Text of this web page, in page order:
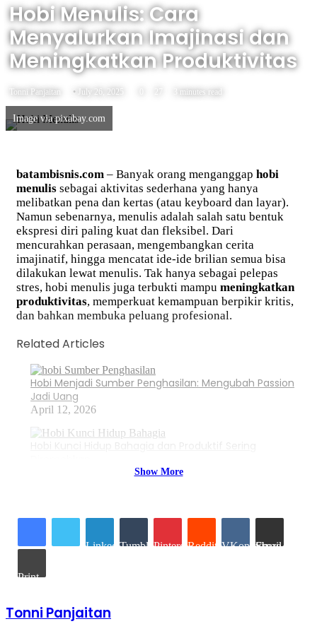
Hobi Menulis: Cara
Menyalurkan Imajinasi dan
Meningkatkan Produktivitas
Tonni Panjaitan July 26, 2025 3 minutes read
Image via pixabay.com
batambisnis.com – Banyak orang menganggap hobi
menulis sebagai aktivitas sederhana yang hanya
melibatkan pena dan kertas (atau keyboard dan layar).
Namun sebenarnya, menulis adalah salah satu bentuk
ekspresi diri paling kuat dan fleksibel. Dari
mencurahkan perasaan, mengembangkan cerita
imajinatif, hingga mencatat ide-ide brilian semua bisa
dilakukan lewat menulis. Tak hanya sebagai pelepas
stres, hobi menulis juga terbukti mampu meningkatkan
produktivitas, memperkuat kemampuan berpikir kritis,
dan bahkan membuka peluang profesional.
Related Articles
Hobi Menjadi Sumber Penghasilan: Mengubah Passion
Jadi Uang
April 12, 2026
Hobi Kunci Hidup Bahagia dan Produktif Sering
Manfaat Hobi Menulis yang Jarang Disadari
Show More
LinkedInTumblr PinterestReddit VKontakte
Share via Email
Print
Tonni Panjaitan